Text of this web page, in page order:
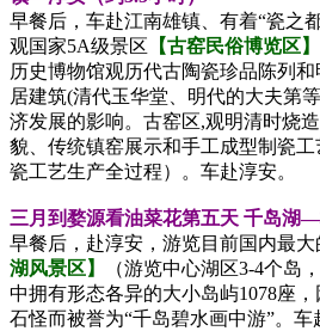
早餐后，车赴江南雄镇、有着“瓷
观国家5A级景区 【古窑民俗博览区】
历史博物馆观历代古陶瓷珍品陈列
居建筑(清代玉华堂、明代的大夫第
济发展的影响。古窑区,观明清时烧
貌、传统镇窑展示和手工成型制瓷
瓷工艺生产全过程）。车赴淳安。
三月到婺源看油菜花第五天 千岛湖—
早餐后，赴淳安，游览目前国内最大
湖风景区】
（游览中心湖区3-4个岛
中拥有形态各异的大小岛屿1078座，
石怪而被誉为“千岛碧水画中游”。